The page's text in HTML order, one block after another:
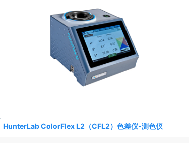
HunterLab ColorFlex L2（CFL2）色差仪-测色仪